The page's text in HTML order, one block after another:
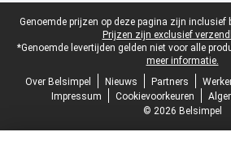
Juridische voettekst
Genoemde prijzen op deze pagina zijn inclusief
Prijzen zijn exclusief
*Genoemde levertijden gelden niet voor alle
meer informatie.
Over Belsimpel
Nieuws Partners
Impressum
Cookievoorkeuren
© 2026 Belsimpel